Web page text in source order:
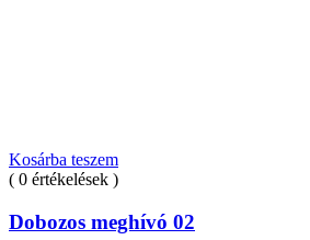
Kosárba teszem
( 0 értékelések )
Dobozos meghívó 02